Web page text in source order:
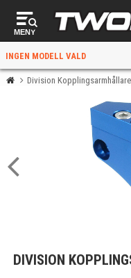
MENY
INGEN MODELL VALD
VÄLJ
När du valt kommer
Division
DIVISION